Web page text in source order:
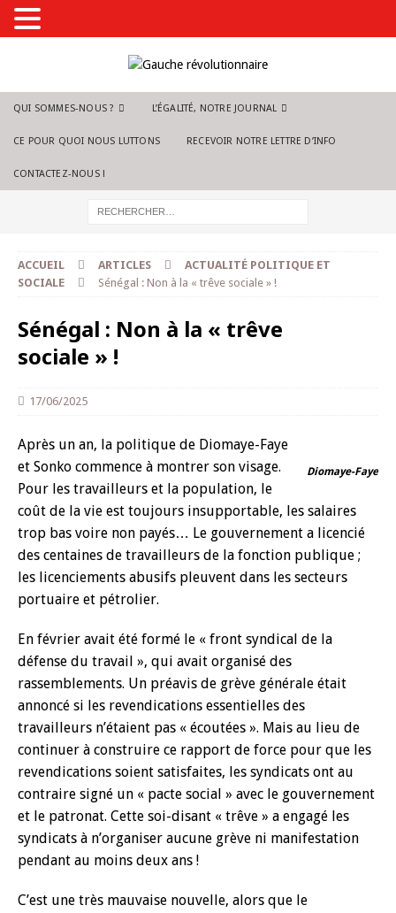
QUI SOMMES-NOUS ? L’ÉGALITÉ, NOTRE JOURNAL
CE POUR QUOI NOUS LUTTONS RECEVOIR NOTRE LETTRE D’INFO
CONTACTEZ-NOUS !
ACCUEIL ARTICLES
ACTUALITÉ POLITIQUE ET
SOCIALE
Sénégal : Non à la « trêve sociale » !
Sénégal : Non à la « trêve
sociale » !
17/06/2025
Diomaye-Faye
Après un an, la politique de Diomaye-Faye
et Sonko commence à montrer son visage.
Pour les travailleurs et la population, le
coût de la vie est toujours insupportable, les salaires
trop bas voire non payés… Le gouvernement a licencié
des centaines de travailleurs de la fonction publique ;
les licenciements abusifs pleuvent dans les secteurs
portuaire et pétrolier.
En février avait été formé le « front syndical de la
défense du travail », qui avait organisé des
rassemblements. Un préavis de grève générale était
annoncé si les revendications essentielles des
travailleurs n’étaient pas « écoutées ». Mais au lieu de
continuer à construire ce rapport de force pour que les
revendications soient satisfaites, les syndicats ont au
contraire signé un « pacte social » avec le gouvernement
et le patronat. Cette soi-disant « trêve » a engagé les
syndicats à n’organiser aucune grève ni manifestation
pendant au moins deux ans !
C’est une très mauvaise nouvelle, alors que le